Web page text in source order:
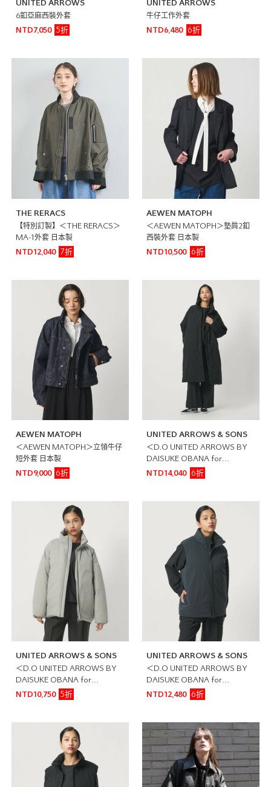
UNITED ARROWS
6釦亞麻西裝外套
NTD7,050
5折
UNITED ARROWS
牛仔工作外套
NTD6,480
6折
THE RERACS
【特別訂製】＜THE RERACS＞
MA-1外套 日本製
NTD12,040
7折
AEWEN MATOPH
＜AEWEN MATOPH＞墊肩2釦
西裝外套 日本製
NTD10,500
6折
AEWEN MATOPH
＜AEWEN MATOPH＞立領牛仔
短外套 日本製
NTD9,000
6折
UNITED ARROWS & SONS
＜D.O UNITED ARROWS BY
DAISUKE OBANA for
WOMEN＞塔夫綢羽絨大衣 黑
NTD14,040 6折
UNITED ARROWS & SONS
＜D.O UNITED ARROWS BY
DAISUKE OBANA for
WOMEN＞塔夫綢羽絨外套
NTD10,750 5折
UNITED ARROWS & SONS
＜D.O UNITED ARROWS BY
DAISUKE OBANA for
WOMEN＞塔夫綢雙面穿羽絨背
NTD12,480 6折